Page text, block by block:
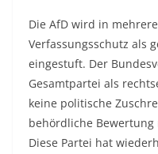
Die AfD wird in
Verfassungsschutz als
eingestuft. Der
Gesamtpartei als
keine politische
behördliche
Diese Partei hat